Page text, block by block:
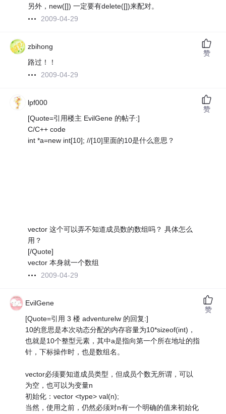
另外，new([]) 一定要有delete([])来配对。
2009-04-29
zbihong
路过！！
2009-04-29
赞
lpf000
[Quote=引用楼主 EvilGene 的帖子:]
C/C++ code
int *a=new int[10]; //[10]里面的10是什么意思？
vector 这个可以弄不知道成员数的数组吗？ 具体怎么
用？
[/Quote]
vector 本身就一个数组
2009-04-29
赞
EvilGene
[Quote=引用 3 楼 adventurelw 的回复:]
10的意思是本次动态分配的内存容量为10*sizeof(int)，
也就是10个整型元素，其中a是指向第一个所在地址的指
针，下标操作时，也是数组名。
vector必须要知道成员类型，但成员个数无所谓，可以
为空，也可以为变量n
初始化：vector <type> val(n);
当然，使用之前，仍然必须对n有一个明确的值来初始化
赞